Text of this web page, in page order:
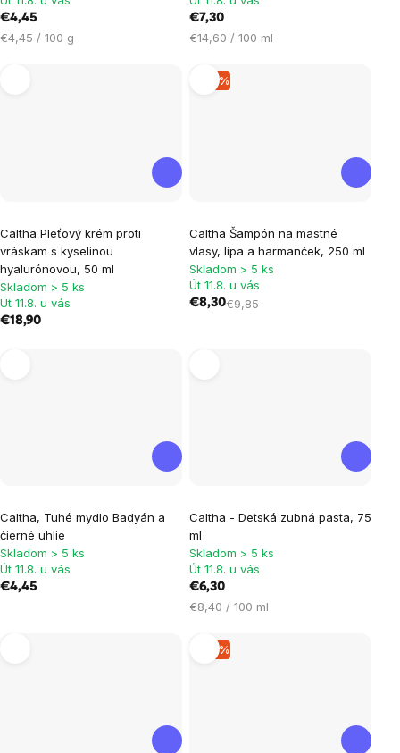
€4,45
Jednotková
€4,45 / 100 g
€7,30
Jednotková
€14,60 / 100 ml
Caltha Pleťový krém proti
vráskam s kyselinou
hyalurónovou, 50 ml
Skladom > 5 ks
Út 11.8. u vás
€18,90
–15 %
Caltha Šampón na mastné
vlasy, lipa a harmanček, 250 ml
Skladom > 5 ks
Út 11.8. u vás
€8,30€9,85
Caltha, Tuhé mydlo Badyán a
čierné uhlie
Skladom > 5 ks
Út 11.8. u vás
€4,45
Caltha - Detská zubná pasta, 75
ml
Skladom > 5 ks
Út 11.8. u vás
€6,30
Jednotková
€8,40 / 100 ml
–15 %